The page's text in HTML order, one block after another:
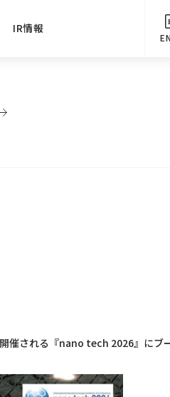
目的・シーンでさがす
おすすめコンテンツ
IR情報
される『nano tech 2026』にブー